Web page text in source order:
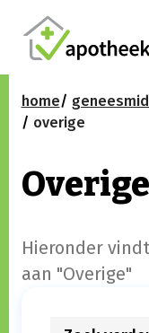
home
overige
Overige
Hieronder
aan "Overige"